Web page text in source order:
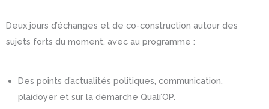
Deux jours d’échanges et de co-construction autour des
sujets forts du moment, avec au programme :
Des points d’actualités politiques, communication,
plaidoyer et sur la démarche Quali’OP.